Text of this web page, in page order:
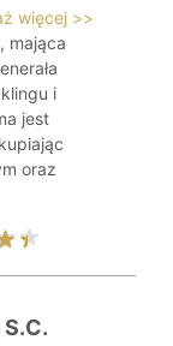
więcej >>
mająca
i
jest
oraz